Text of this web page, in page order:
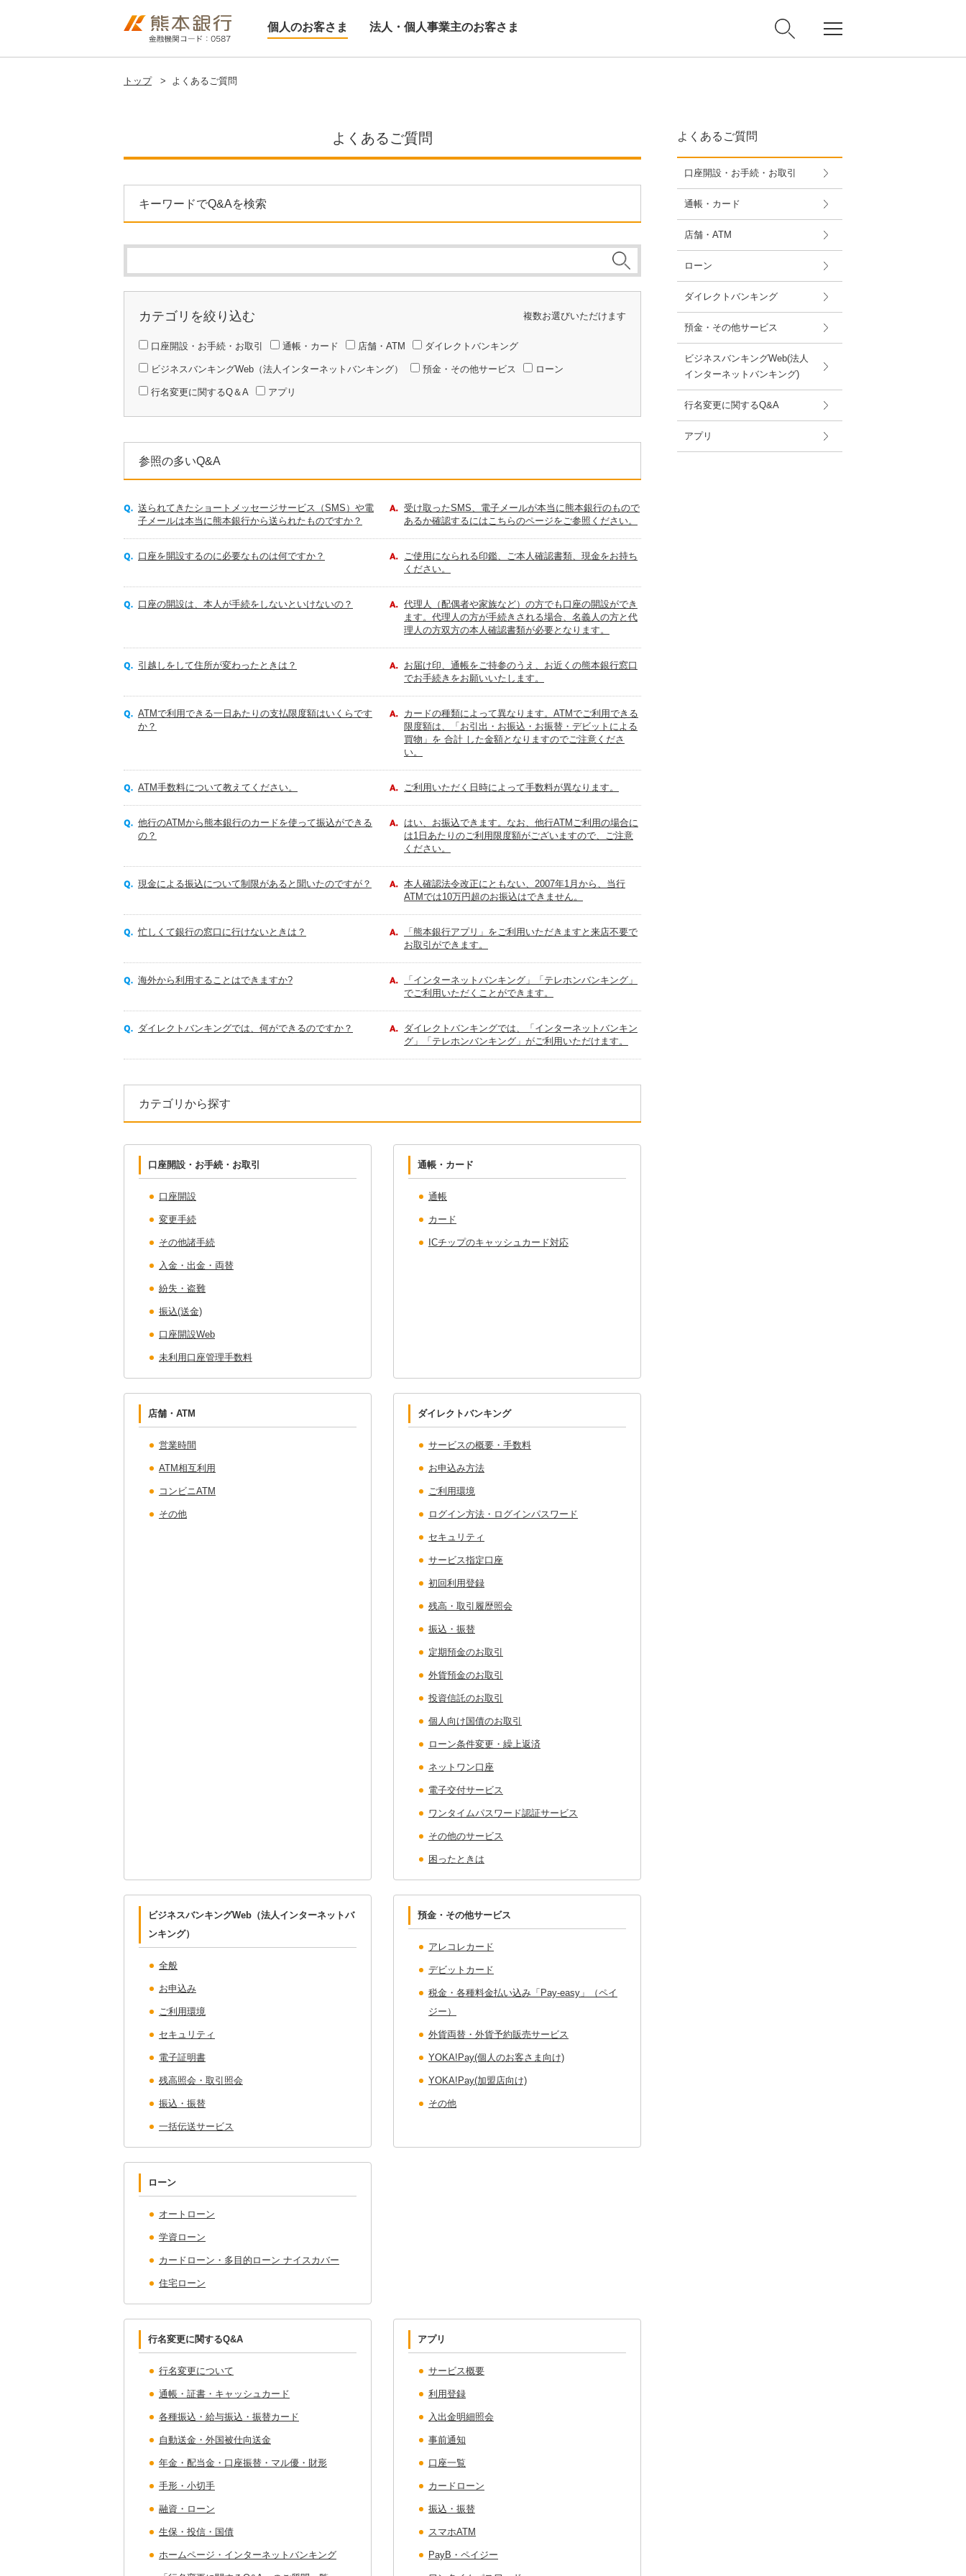
個人のお客さま 法人・個人事業主のお客さま
トップ > よくあるご質問
よくあるご質問
キーワードでQ&Aを検索
カテゴリを絞り込む 複数お選びいただけます
口座開設・お手続・お取引 通帳・カード 店舗・ATM ダイレクトバンキング
ビジネスバンキングWeb（法人インターネットバンキング） 預金・その他サービス ローン
行名変更に関するQ＆A アプリ
参照の多いQ&A
送られてきたショートメッセージサービス（SMS）や電
子メールは本当に熊本銀行から送られたものですか？
受け取ったSMS、電子メールが本当に熊本銀行のもので
あるか確認するにはこちらのページをご参照ください。
口座を開設するのに必要なものは何ですか？
ご使用になられる印鑑、ご本人確認書類、現金をお持ち
ください。
口座の開設は、本人が手続をしないといけないの？
代理人（配偶者や家族など）の方でも口座の開設ができ
ます。代理人の方が手続きされる場合、名義人の方と代
理人の方双方の本人確認書類が必要となります。
引越しをして住所が変わったときは？
お届け印、通帳をご持参のうえ、お近くの熊本銀行窓口
でお手続きをお願いいたします。
ATMで利用できる一日あたりの支払限度額はいくらです
か？
カードの種類によって異なります。ATMでご利用できる
限度額は、「お引出・お振込・お振替・デビットによる
買物」を 合計 した金額となりますのでご注意くださ
い。
ATM手数料について教えてください。 ご利用いただく日時によって手数料が異なります。
他行のATMから熊本銀行のカードを使って振込ができる
の？
はい、お振込できます。なお、他行ATMご利用の場合に
は1日あたりのご利用限度額がございますので、ご注意
ください。
現金による振込について制限があると聞いたのですが？
本人確認法令改正にともない、2007年1月から、当行
ATMでは10万円超のお振込はできません。
忙しくて銀行の窓口に行けないときは？
「熊本銀行アプリ」をご利用いただきますと来店不要で
お取引ができます。
海外から利用することはできますか?
「インターネットバンキング」「テレホンバンキング」
でご利用いただくことができます。
ダイレクトバンキングでは、何ができるのですか？
ダイレクトバンキングでは、「インターネットバンキン
グ」「テレホンバンキング」がご利用いただけます。
カテゴリから探す
口座開設・お手続・お取引
口座開設
変更手続
その他諸手続
入金・出金・両替
紛失・盗難
振込(送金)
口座開設Web
未利用口座管理手数料
通帳・カード
通帳
カード
ICチップのキャッシュカード対応
店舗・ATM
営業時間
ATM相互利用
コンビニATM
その他
ダイレクトバンキング
サービスの概要・手数料
お申込み方法
ご利用環境
ログイン方法・ログインパスワード
セキュリティ
サービス指定口座
初回利用登録
残高・取引履歴照会
振込・振替
定期預金のお取引
外貨預金のお取引
投資信託のお取引
個人向け国債のお取引
ローン条件変更・繰上返済
ネットワン口座
電子交付サービス
ワンタイムパスワード認証サービス
その他のサービス
困ったときは
ビジネスバンキングWeb（法人インターネットバ
ンキング）
全般
お申込み
ご利用環境
セキュリティ
電子証明書
残高照会・取引照会
振込・振替
一括伝送サービス
預金・その他サービス
アレコレカード
デビットカード
税金・各種料金払い込み「Pay-easy」（ペイ
ジー）
外貨両替・外貨予約販売サービス
YOKA!Pay(個人のお客さま向け)
YOKA!Pay(加盟店向け)
その他
ローン
オートローン
学資ローン
カードローン・多目的ローン ナイスカバー
住宅ローン
行名変更に関するQ&A
行名変更について
通帳・証書・キャッシュカード
各種振込・給与振込・振替カード
自動送金・外国被仕向送金
年金・配当金・口座振替・マル優・財形
手形・小切手
融資・ローン
生保・投信・国債
ホームページ・インターネットバンキング
アプリ
サービス概要
利用登録
入出金明細照会
事前通知
口座一覧
カードローン
振込・振替
スマホATM
PayB・ペイジー
よくあるご質問
口座開設・お手続・お取引
通帳・カード
店舗・ATM
ローン
ダイレクトバンキング
預金・その他サービス
ビジネスバンキングWeb(法人
インターネットバンキング)
行名変更に関するQ&A
アプリ